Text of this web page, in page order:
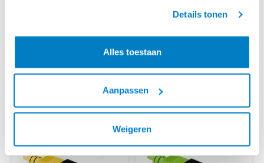
Details tonen
Alles toestaan
Aanpassen
Weigeren
MORGEN GELEVERD!
MORGEN GELEVERD!